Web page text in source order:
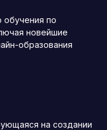
обучения по
новейшие
образования
на создании